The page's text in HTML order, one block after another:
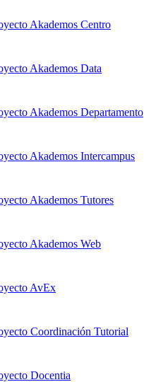
Akademos Centro
Akademos Data
Akademos Departamento
Akademos Intercampus
Akademos Tutores
Akademos Web
AvEx
Coordinación Tutorial
Docentia